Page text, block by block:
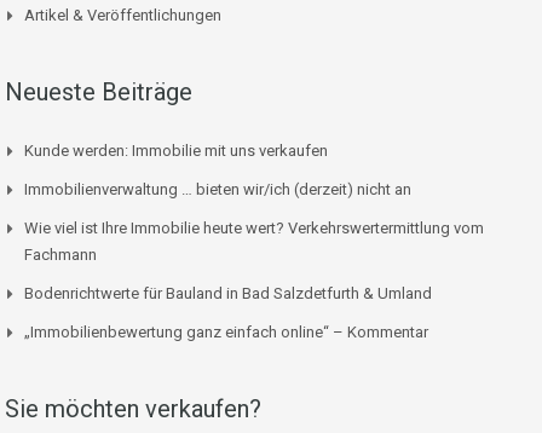
Artikel & Veröffentlichungen
Neueste Beiträge
Kunde werden: Immobilie mit uns verkaufen
Immobilienverwaltung … bieten wir/ich (derzeit) nicht an
Wie viel ist Ihre Immobilie heute wert? Verkehrswertermittlung vom
Fachmann
Bodenrichtwerte für Bauland in Bad Salzdetfurth & Umland
„Immobilienbewertung ganz einfach online“ – Kommentar
Sie möchten verkaufen?